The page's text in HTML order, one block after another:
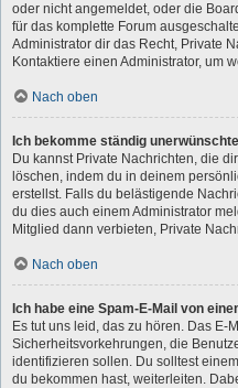
oder nicht angemeldet, oder die
für das komplette Forum
Administrator dir das Recht, Private
Kontaktiere einen Administrator, um
Nach oben
Ich bekomme ständig
Du kannst Private Nachrichten, die
löschen, indem du in deinem
erstellst. Falls du belästigende
du dies auch einem Administrator
Mitglied dann verbieten, Private
Nach oben
Ich habe eine Spam-E-Mail von
Es tut uns leid, das zu hören. Das E-
Sicherheitsvorkehrungen, die
identifizieren sollen. Du solltest
du bekommen hast, weiterleiten.